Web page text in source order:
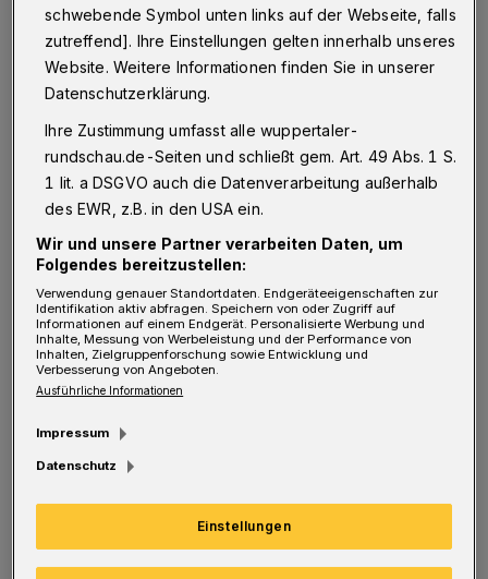
R undschau: 35 Jahre bei der Stadthalle — das
ist aber eine ganz schön lange Zeit ...
Heck:Stimmt, dabei bin ich insgesamt sogar
schon seit 50 Jahren bei der Stadt. Meine
Ausbildung habe ich nämlich am 1. Dezember
1966 im Alter von 15 Jahren begonnen.
Rundschau: Dann sind Sie wohl eine treue Seele.
Oder war der Job so spannend?
Heck:Beides. Ich bin immerhin auch seit 40
Jahren verheiratet (lacht). Aber ich bin schon
sehr froh, dass ich 1981 die Chance bekam, in
die Hausverwaltung zu wechseln, wozu auch
die Stadthalle gehörte. Als das Haus von 1991
bis 1995 umgebaut wurde, war ich mit den
schwebende Symbol unten links auf der Webseite, falls
zutreffend]. Ihre Einstellungen gelten innerhalb unseres
Website. Weitere Informationen finden Sie in unserer
Datenschutzerklärung.
Ihre Zustimmung umfasst alle wuppertaler-
rundschau.de-Seiten und schließt gem. Art. 49 Abs. 1 S.
1 lit. a DSGVO auch die Datenverarbeitung außerhalb
des EWR, z.B. in den USA ein.
Wir und unsere Partner verarbeiten Daten, um
Folgendes bereitzustellen:
Verwendung genauer Standortdaten. Endgeräteeigenschaften zur
Identifikation aktiv abfragen. Speichern von oder Zugriff auf
Informationen auf einem Endgerät. Personalisierte Werbung und
Inhalte, Messung von Werbeleistung und der Performance von
Inhalten, Zielgruppenforschung sowie Entwicklung und
Verbesserung von Angeboten.
Ausführliche Informationen
Impressum
Datenschutz
Einstellungen